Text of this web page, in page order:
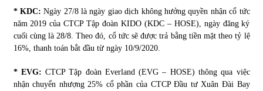
* KDC: Ngày 27/8 là ngày giao dịch không hưởng quyền nhận cổ tức
năm 2019 của CTCP Tập đoàn KIDO (KDC – HOSE), ngày đăng ký
cuối cùng là 28/8. Theo đó, cổ tức sẽ được trả bằng tiền mặt theo tỷ lệ
16%, thanh toán bắt đầu từ ngày 10/9/2020.
* EVG:CTCP Tập đoàn Everland (EVG – HOSE) thông qua việc
nhận chuyển nhượng 25% cổ phần của CTCP Đầu tư Xuân Đài Bay